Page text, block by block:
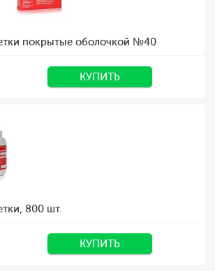
покрытые оболочкой №40
КУПИТЬ
800 шт.
КУПИТЬ